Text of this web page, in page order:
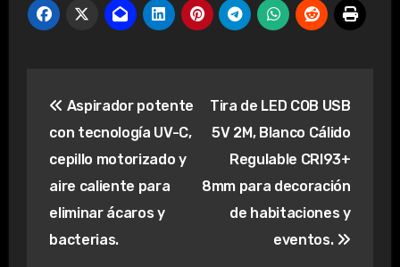
de
entradas
Aspirador potente
con tecnología UV-C,
cepillo motorizado y
aire caliente para
eliminar ácaros y
bacterias.
Tira de LED COB USB
5V 2M, Blanco Cálido
Regulable CRI93+
8mm para decoración
de habitaciones y
eventos.